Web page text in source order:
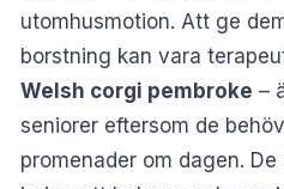
utomhusmotion. Att ge
borstning kan vara
Welsh corgi pembroke –
seniorer eftersom de
promenader om dagen.